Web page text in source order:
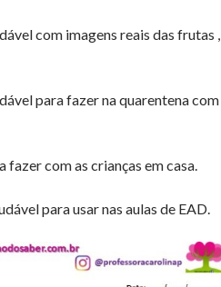
com imagens reais das frutas ,
para fazer na quarentena com
com as crianças em casa.
para usar nas aulas de EAD.